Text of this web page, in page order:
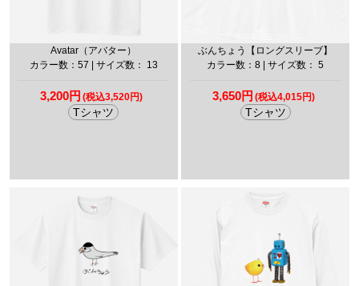
Avatar（アバター）
カラー数：57 | サイズ数： 13
3,200円 (税込3,520円)
Tシャツ
ぶんちょう【ロングスリーブ】
カラー数：8 | サイズ数： 5
3,650円 (税込4,015円)
Tシャツ